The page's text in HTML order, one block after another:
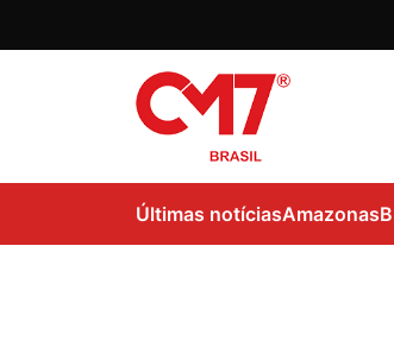
Últimas notíciasAmazonas